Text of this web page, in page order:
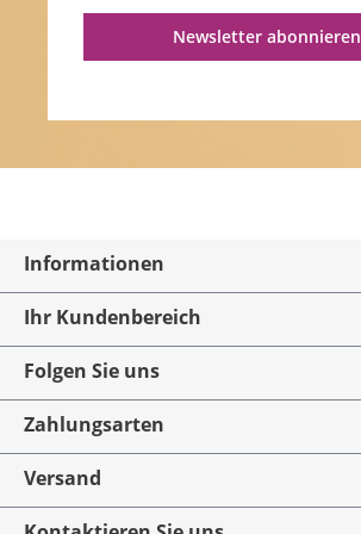
Newsletter abonnieren
Informationen
Ihr Kundenbereich
Folgen Sie uns
Zahlungsarten
Versand